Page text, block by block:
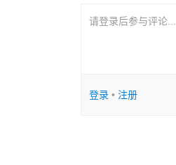
请登录后参与评论...
登录• 注册